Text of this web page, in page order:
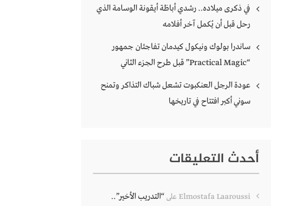
في ذكرى ميلاده.. رشدي أباظة أيقونة الوسامة الذي
رحل قبل أن يُكمل آخر أفلامه
ساندرا بولوك ونيكول كيدمان تفاجئان جمهور
“Practical Magic” قبل طرح الجزء الثاني
عودة الرجل العنكبوت تشعل شباك التذاكر وتمنح
سوني أكبر افتتاح في تاريخها
أحدث التعليقات
Elmostafa Laaroussi على“التدريب الأخير”..